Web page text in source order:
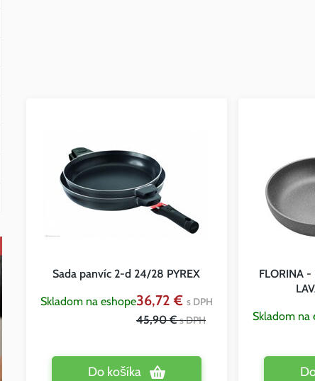
Sada panvíc 2-d 24/28 PYREX
Skladom na eshope36,72 € s DPH
45,90 €s DPH
Do košíka
FLORINA
Skladom na